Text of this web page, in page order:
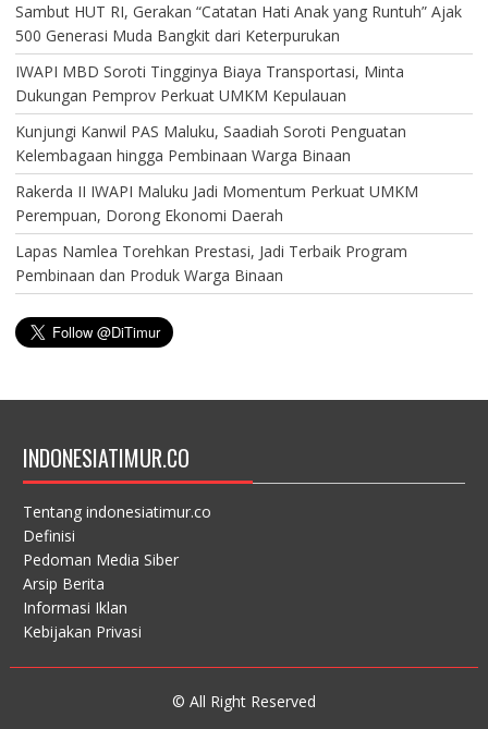
Sambut HUT RI, Gerakan “Catatan Hati Anak yang Runtuh” Ajak
500 Generasi Muda Bangkit dari Keterpurukan
IWAPI MBD Soroti Tingginya Biaya Transportasi, Minta
Dukungan Pemprov Perkuat UMKM Kepulauan
Kunjungi Kanwil PAS Maluku, Saadiah Soroti Penguatan
Kelembagaan hingga Pembinaan Warga Binaan
Rakerda II IWAPI Maluku Jadi Momentum Perkuat UMKM
Perempuan, Dorong Ekonomi Daerah
Lapas Namlea Torehkan Prestasi, Jadi Terbaik Program
Pembinaan dan Produk Warga Binaan
INDONESIATIMUR.CO
Tentang indonesiatimur.co
Definisi
Pedoman Media Siber
Arsip Berita
Informasi Iklan
Kebijakan Privasi
© All Right Reserved